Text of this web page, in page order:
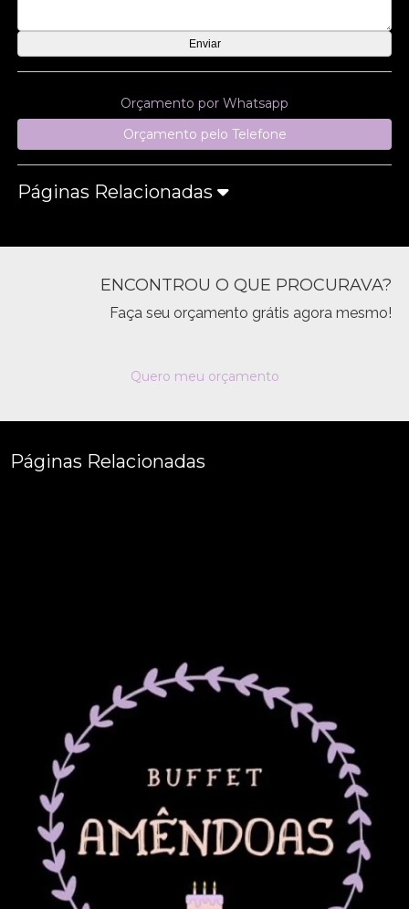
Orçamento por Whatsapp
Orçamento pelo Telefone
Páginas Relacionadas
ENCONTROU O QUE PROCURAVA?
Faça seu orçamento grátis agora mesmo!
Quero meu orçamento
Páginas Relacionadas